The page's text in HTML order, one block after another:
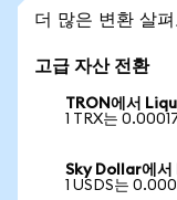
더 많은 변환 살
고급 자산 전환
TRON에서
1 TRX는
Sky Dollar에
1 USDS는